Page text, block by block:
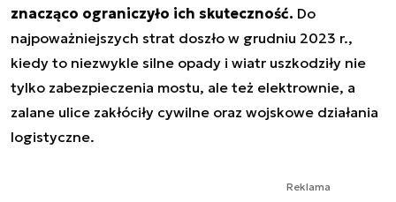
znacząco ograniczyło ich skuteczność. Do
najpoważniejszych strat doszło w grudniu 2023 r.,
kiedy to niezwykle silne opady i wiatr uszkodziły nie
tylko zabezpieczenia mostu, ale też elektrownie, a
zalane ulice zakłóciły cywilne oraz wojskowe działania
logistyczne.
Reklama